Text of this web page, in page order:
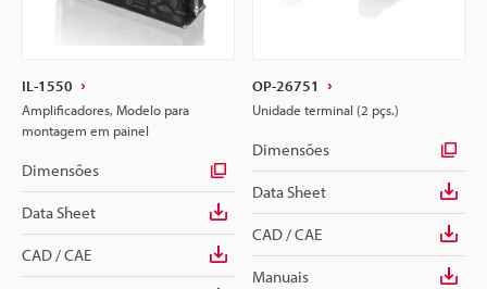
IL-1550
Amplificadores, Modelo para
montagem em painel
Dimensões
Data Sheet
CAD / CAE
OP-26751
Unidade terminal (2 pçs.)
Dimensões
Data Sheet
CAD / CAE
Manuais